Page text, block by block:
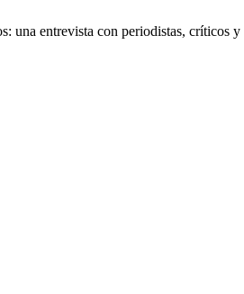
entrevista con periodistas, críticos y